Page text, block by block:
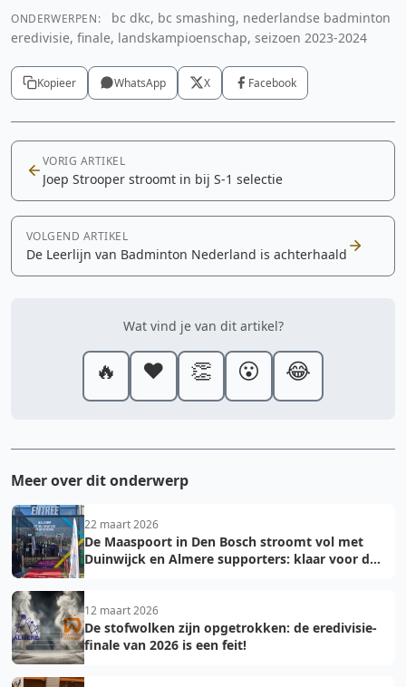
ONDERWERPEN:
bc dkc, bc smashing, nederlandse badminton
eredivisie, finale, landskampioenschap, seizoen 2023-2024
Kopieer WhatsApp X Facebook
VORIG ARTIKEL
Joep Strooper stroomt in bij S-1 selectie
VOLGEND ARTIKEL
De Leerlijn van Badminton Nederland is achterhaald
Wat vind je van dit artikel?
🔥 ❤️ 👏 😮 😂
Meer over dit onderwerp
22 maart 2026
De Maaspoort in Den Bosch stroomt vol met
Duinwijck en Almere supporters: klaar voor de
12 maart 2026
De stofwolken zijn opgetrokken: de eredivisie-
finale van 2026 is een feit!